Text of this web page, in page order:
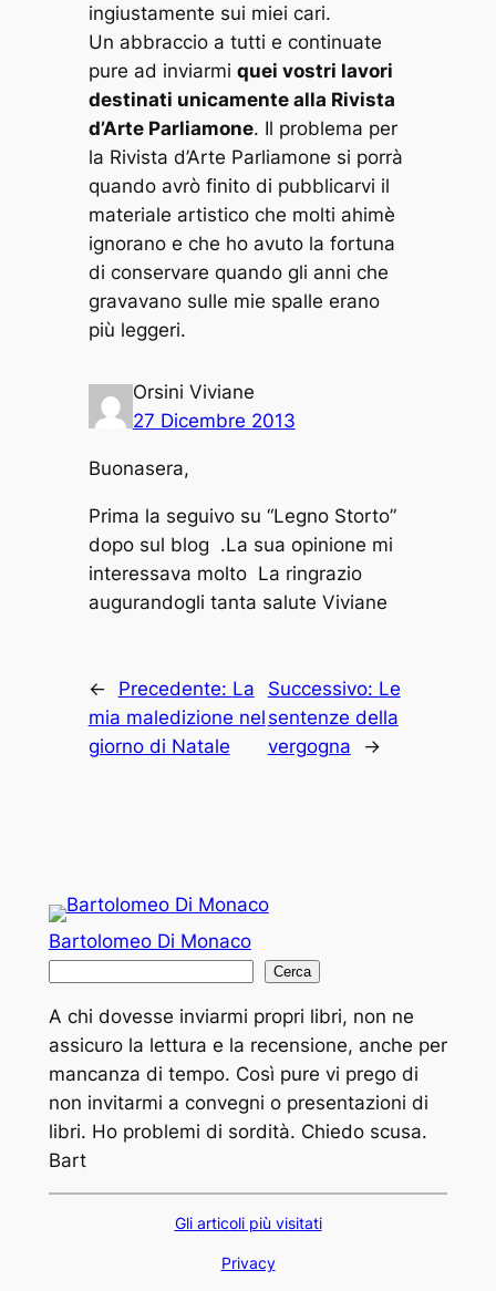
ingiustamente sui miei cari.
Un abbraccio a tutti e continuate
pure ad inviarmi quei vostri lavori
destinati unicamente alla Rivista
d’Arte Parliamone. Il problema per
la Rivista d’Arte Parliamone si porrà
quando avrò finito di pubblicarvi il
materiale artistico che molti ahimè
ignorano e che ho avuto la fortuna
di conservare quando gli anni che
gravavano sulle mie spalle erano
più leggeri.
Orsini Viviane
27 Dicembre 2013
Buonasera,
Prima la seguivo su “Legno Storto”
dopo sul blog .La sua opinione mi
interessava molto La ringrazio
augurandogli tanta salute Viviane
← Precedente: La
mia maledizione nel
giorno di Natale
Successivo: Le
sentenze della
vergogna
→
Bartolomeo Di Monaco
r
c
a
Cerca
A chi dovesse inviarmi propri libri, non ne
assicuro la lettura e la recensione, anche per
mancanza di tempo. Così pure vi prego di
non invitarmi a convegni o presentazioni di
libri. Ho problemi di sordità. Chiedo scusa.
Bart
Gli articoli più visitati
Privacy